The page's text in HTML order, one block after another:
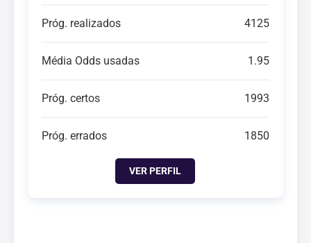
Próg. realizados 4125
Média Odds usadas 1.95
Próg. certos 1993
Próg. errados 1850
VER PERFIL